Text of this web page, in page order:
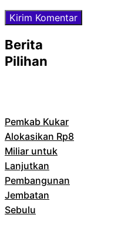
Berita
Pilihan
Pemkab Kukar
Alokasikan Rp8
Miliar untuk
Lanjutkan
Pembangunan
Jembatan
Sebulu